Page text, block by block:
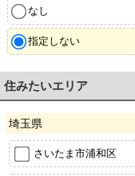
なし
指定しない
住みたいエリア
埼玉県
さいたま市浦和区